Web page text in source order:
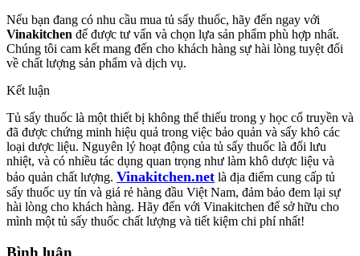
Nếu bạn đang có nhu cầu mua tủ sấy thuốc, hãy đến ngay với
Vinakitchen để được tư vấn và chọn lựa sản phẩm phù hợp nhất.
Chúng tôi cam kết mang đến cho khách hàng sự hài lòng tuyệt đối
về chất lượng sản phẩm và dịch vụ.
Kết luận
Tủ sấy thuốc là một thiết bị không thể thiếu trong y học cổ truyền và
đã được chứng minh hiệu quả trong việc bảo quản và sấy khô các
loại dược liệu. Nguyên lý hoạt động của tủ sấy thuốc là đối lưu
nhiệt, và có nhiều tác dụng quan trọng như làm khô dược liệu và
bảo quản chất lượng. Vinakitchen.net là địa điểm cung cấp tủ
sấy thuốc uy tín và giá rẻ hàng đầu Việt Nam, đảm bảo đem lại sự
hài lòng cho khách hàng. Hãy đến với Vinakitchen để sở hữu cho
mình một tủ sấy thuốc chất lượng và tiết kiệm chi phí nhất!
Bình luận